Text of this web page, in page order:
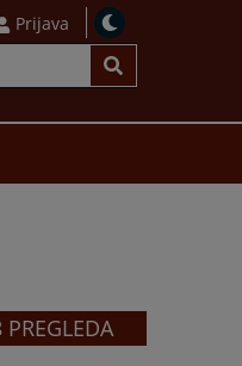
Prijava
PREGLEDA